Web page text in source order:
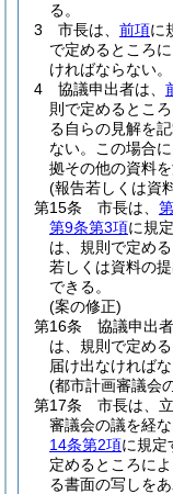
る。
3
市長は、 前項に
で定めるところ
ければならない。
4
協議申出者は、
則で定めるとこ
る自らの見解を
ない。
この場合
拠その他の資料
(報告若しくは資
第15条
市長は、
第9条第3項に規
は、規則で定め
若しくは資料の
できる。
(案の修正)
第16条
協議申出
は、規則で定め
届け出なければな
(都市計画審議会
第17条
市長は、
審議会の議を経な
14条第2項に規定
定めるところに
る書面の写しを